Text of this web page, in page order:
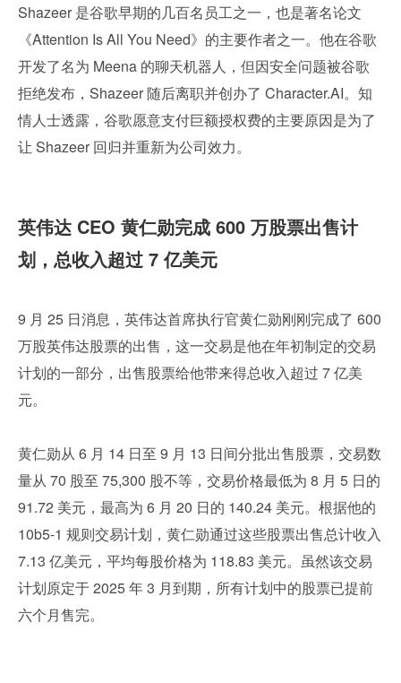
Shazeer 是谷歌早期的几百名员工之一，也是著名论文
《Attention Is All You Need》的主要作者之一。他在谷歌
开发了名为 Meena 的聊天机器人，但因安全问题被谷歌
拒绝发布，Shazeer 随后离职并创办了 Character.AI。知
情人士透露，谷歌愿意支付巨额授权费的主要原因是为了
让 Shazeer 回归并重新为公司效力。
英伟达 CEO 黄仁勋完成 600 万股票出售计
划，总收入超过 7 亿美元
9 月 25 日消息，英伟达首席执行官黄仁勋刚刚完成了 600
万股英伟达股票的出售，这一交易是他在年初制定的交易
计划的一部分，出售股票给他带来得总收入超过 7 亿美
元。
黄仁勋从 6 月 14 日至 9 月 13 日间分批出售股票，交易数
量从 70 股至 75,300 股不等，交易价格最低为 8 月 5 日的
91.72 美元，最高为 6 月 20 日的 140.24 美元。根据他的
10b5-1 规则交易计划，黄仁勋通过这些股票出售总计收入
7.13 亿美元，平均每股价格为 118.83 美元。虽然该交易
计划原定于 2025 年 3 月到期，所有计划中的股票已提前
六个月售完。